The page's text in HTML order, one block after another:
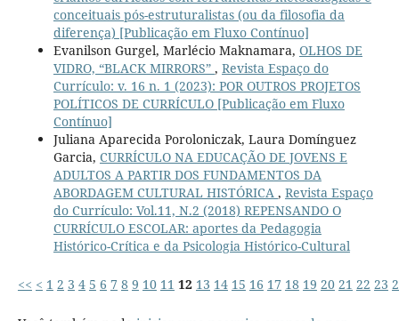
conceituais pós-estruturalistas (ou da filosofia da
diferença) [Publicação em Fluxo Contínuo]
Evanilson Gurgel, Marlécio Maknamara, OLHOS DE
VIDRO, “BLACK MIRRORS” , Revista Espaço do
Currículo: v. 16 n. 1 (2023): POR OUTROS PROJETOS
POLÍTICOS DE CURRÍCULO [Publicação em Fluxo
Contínuo]
Juliana Aparecida Poroloniczak, Laura Domínguez
Garcia, CURRÍCULO NA EDUCAÇÃO DE JOVENS E
ADULTOS A PARTIR DOS FUNDAMENTOS DA
ABORDAGEM CULTURAL HISTÓRICA , Revista Espaço
do Currículo: Vol.11, N.2 (2018) REPENSANDO O
CURRÍCULO ESCOLAR: aportes da Pedagogia
Histórico-Crítica e da Psicologia Histórico-Cultural
<< < 1 2 3 4 5 6 7 8 9 10 11 12 13 14 15 16 17 18 19 20 21 22 23